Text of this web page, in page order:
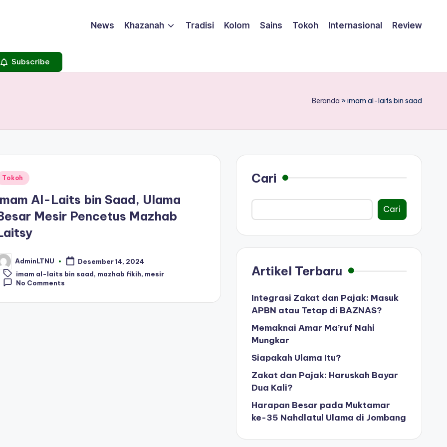
News Khazanah Tradisi Kolom Sains Tokoh Internasional Review
Subscribe
Beranda »imam al-laits bin saad
Tokoh
Al-Laits bin Saad, Ulama
Mesir Pencetus Mazhab
AdminLTNU
Desember 14, 2024
Tags:
imam al-laits bin saad, mazhab fikih, mesir
No Comments
Cari
Cari
Artikel Terbaru
Integrasi Zakat dan Pajak: Masuk
APBN atau Tetap di BAZNAS?
Memaknai Amar Ma’ruf Nahi
Mungkar
Siapakah Ulama Itu?
Zakat dan Pajak: Haruskah Bayar
Dua Kali?
Harapan Besar pada Muktamar
ke-35 Nahdlatul Ulama di Jombang